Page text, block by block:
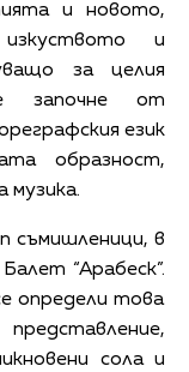
и новото,
и
за целия
започне от
език
образност,
музика.
съмишленици, в
“Арабеск”.
определи това
сола и